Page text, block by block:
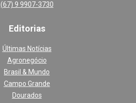
(67) 9 9907-3730
Editorias
Últimas Notícias
Agronegócio
Brasil & Mundo
Campo Grande
Dourados